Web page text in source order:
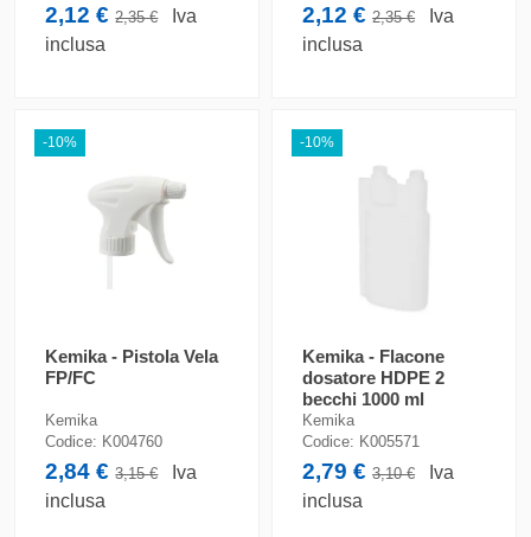
2,12 €2,35 €
Iva
inclusa
2,12 €2,35 €
Iva
inclusa
-10%
Kemika - Pistola Vela
FP/FC
Kemika
Codice: K004760
2,84 €3,15 €
Iva
inclusa
-10%
Kemika - Flacone
dosatore HDPE 2
becchi 1000 ml
Kemika
Codice: K005571
2,79 €3,10 €
Iva
inclusa